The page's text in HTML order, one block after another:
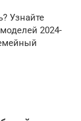
Узнайте
2024-